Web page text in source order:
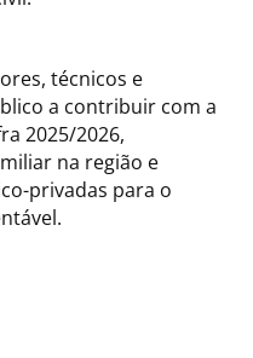
técnicos e
a contribuir com a
2025/2026,
na região e
privadas para o